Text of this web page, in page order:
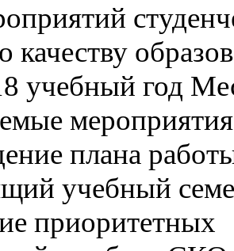
качеству
учебный год
плана
учебный
приоритетных